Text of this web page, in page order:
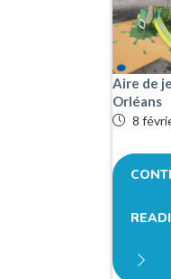
Aire de
Orléans
8